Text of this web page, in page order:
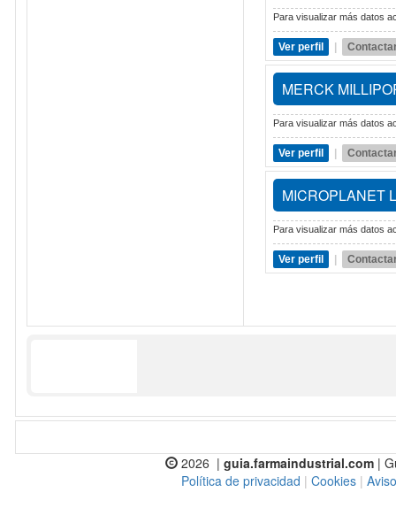
Para visualizar más datos
Ver perfil
MERCK
Para visualizar más datos
Ver perfil
MICROPLANET
Para visualizar más datos
Ver perfil
2026 | guia.farmaindustrial.com |
Política de privacidad | Cookies |